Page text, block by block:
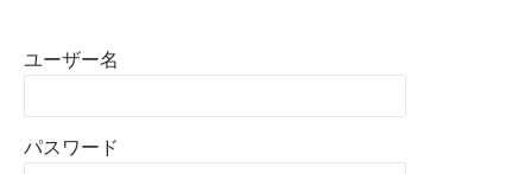
ユーザー名
パスワード